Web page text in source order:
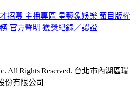
招募 主播專區 星藝象娛樂 節目版權
官方聲明 獲獎紀錄／認證
All Rights Reserved. 台北市內湖區瑞
份有限公司